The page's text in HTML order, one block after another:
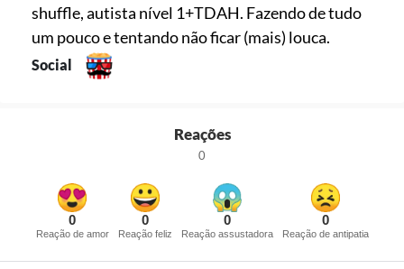
shuffle, autista nível 1+TDAH. Fazendo de tudo
um pouco e tentando não ficar (mais) louca.
Social
Reações
0
0
Reação de amor
0
Reação feliz
0
Reação assustadora
0
Reação de antipatia